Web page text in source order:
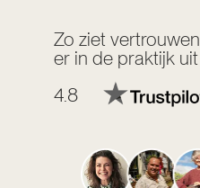
Zo ziet vertrouwen
er in de praktijk uit
4.8